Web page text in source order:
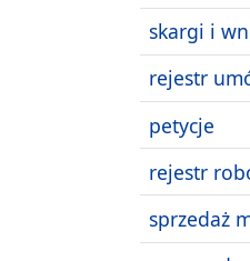
skargi i
rejestr
petycje
rejestr
sprzedaż